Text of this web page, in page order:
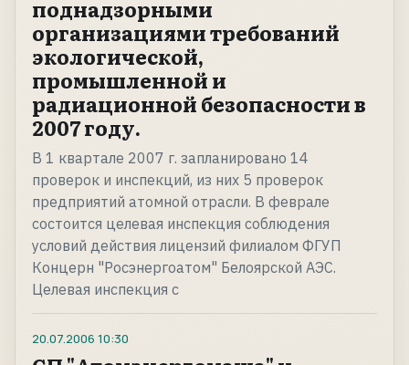
поднадзорными
организациями требований
экологической,
промышленной и
радиационной безопасности в
2007 году.
В 1 квартале 2007 г. запланировано 14
проверок и инспекций, из них 5 проверок
предприятий атомной отрасли. В феврале
состоится целевая инспекция соблюдения
условий действия лицензий филиалом ФГУП
Концерн "Росэнергоатом" Белоярской АЭС.
Целевая инспекция с
20.07.2006 10:30